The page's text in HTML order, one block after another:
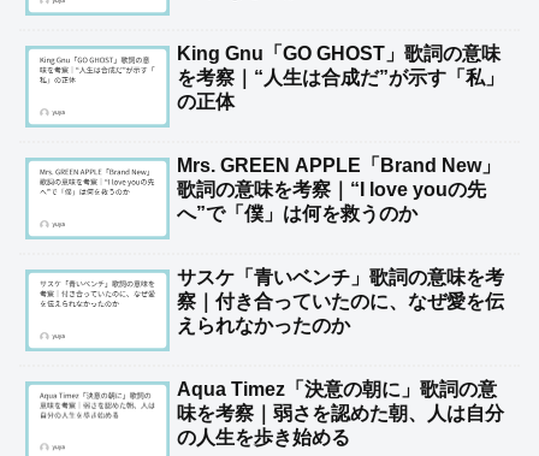
King Gnu「GO GHOST」歌詞の意味
を考察｜“人生は合成だ”が示す「私」
の正体
Mrs. GREEN APPLE「Brand New」
歌詞の意味を考察｜“I love youの先
へ”で「僕」は何を救うのか
サスケ「青いベンチ」歌詞の意味を考
察｜付き合っていたのに、なぜ愛を伝
えられなかったのか
Aqua Timez「決意の朝に」歌詞の意
味を考察｜弱さを認めた朝、人は自分
の人生を歩き始める